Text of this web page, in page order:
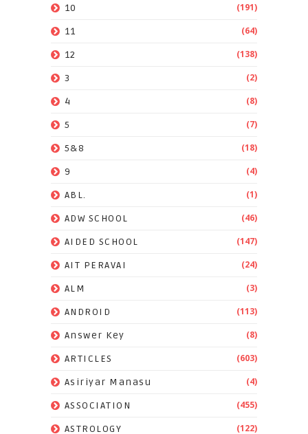
10 (191)
11 (64)
12 (138)
3 (2)
4 (8)
5 (7)
5&8 (18)
9 (4)
ABL. (1)
ADW SCHOOL (46)
AIDED SCHOOL (147)
AIT PERAVAI (24)
ALM (3)
ANDROID (113)
Answer Key (8)
ARTICLES (603)
Asiriyar Manasu (4)
ASSOCIATION (455)
ASTROLOGY (122)